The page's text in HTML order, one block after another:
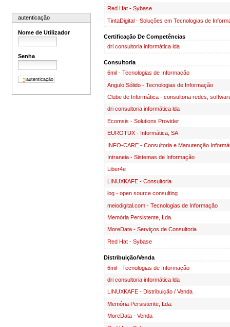
autenticação
Nome de Utilizador
Senha
Red Hat - Sybase
TintaDigital - Soluções em Tecnologias de
Certificação De Competências
dri consultoria informática lda
Consultoria
6mil - Tecnologias de Informação
Angulo Sólido - Tecnologias de Informação
Clube de Informática - consultoria redes,
dri consultoria informática lda
Ecomsis - Solutions Provider
EUROTUX - Informática, SA
INFO-CARE - Consultoria e Manutenção
Intraneia - Sistemas de Informação
Liber4e
LINUXKAFE - Consultoria
log - open source consulting
meiodigital.com - Tecnologias de Informação
Memória Persistente, Lda.
MoreData - Serviços de Consultoria
Red Hat - Sybase
Distribuição/Venda
6mil - Tecnologias de Informação
dri consultoria informática lda
LINUXKAFE - Distribuição / Venda
Memória Persistente, Lda.
MoreData - Venda